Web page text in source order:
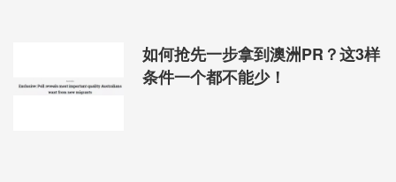
如何抢先一步拿到澳洲PR？这3样
条件一个都不能少！